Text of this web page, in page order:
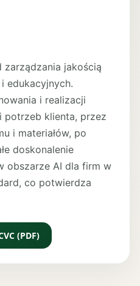
zarządzania jakością
edukacyjnych.
i realizacji
potrzeb klienta, przez
i materiałów, po
doskonalenie
obszarze AI dla firm w
co potwierdza
(PDF)